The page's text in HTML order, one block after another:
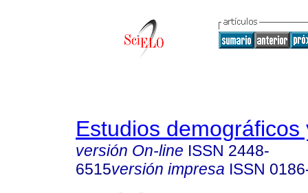
Estudios demográficos
versión On-line ISSN 2448-
6515versión impresa ISSN